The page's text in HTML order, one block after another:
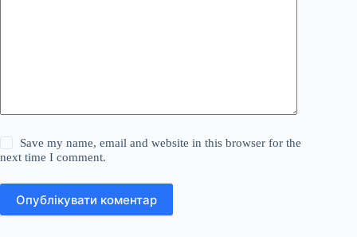
Save my name, email and website in this browser for the
next time I comment.
Опублікувати коментар